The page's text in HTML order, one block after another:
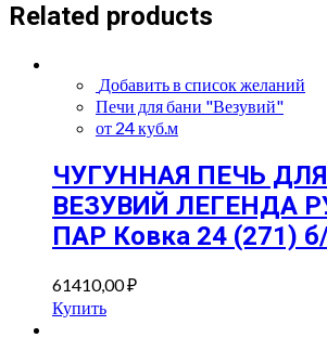
Related products
Добавить в список желаний
Печи для бани "Везувий"
от 24 куб.м
ЧУГУННАЯ ПЕЧЬ
ВЕЗУВИЙ ЛЕГЕНДА
ПАР Ковка 24 (271)
61410,00₽
Купить